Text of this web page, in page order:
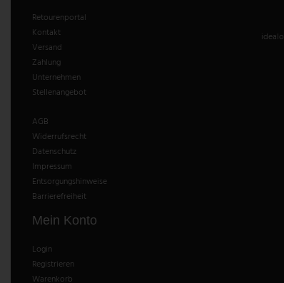
Retourenportal
Kontakt
Versand
Zahlung
Unternehmen
Stellenangebot
AGB
Widerrufsrecht
Datenschutz
Impressum
Entsorgungshinweise
Barrierefreiheit
idealo
Mein Konto
Login
Registrieren
Warenkorb